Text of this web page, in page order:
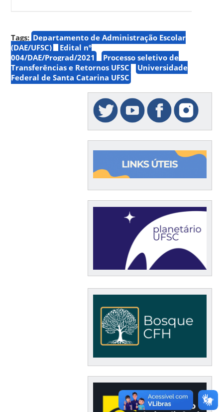
Tags: Departamento de Administração Escolar
(DAE/UFSC)
Edital nº
004/DAE/Prograd/2021
Processo seletivo de
Transferências e Retornos UFSC
Universidade
Federal de Santa Catarina UFSC